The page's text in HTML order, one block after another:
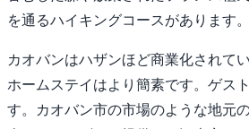
を通るハイキングコースがあります。
カオバンはハザンほど商業化されて
ホームステイはより簡素です。ゲス
す。カオバン市の市場のような地元